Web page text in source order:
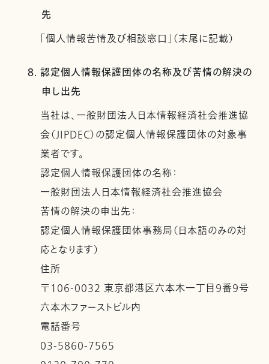
先
「個人情報苦情及び相談窓口」（末尾に記載）
8. 認定個人情報保護団体の名称及び苦情の解決の
申し出先
当社は、一般財団法人日本情報経済社会推進協
会（JIPDEC）の認定個人情報保護団体の対象事
業者です。
認定個人情報保護団体の名称：
一般財団法人日本情報経済社会推進協会
苦情の解決の申出先：
認定個人情報保護団体事務局（日本語のみの対
応となります）
住所
〒106-0032 東京都港区六本木一丁目９番９号
六本木ファーストビル内
電話番号
03-5860-7565